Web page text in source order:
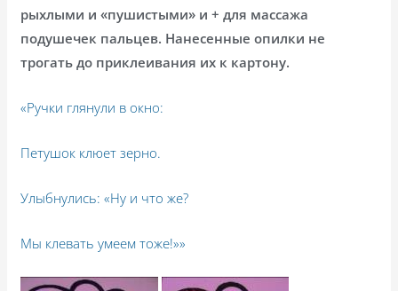
рыхлыми и «пушистыми» и + для массажа
подушечек пальцев. Нанесенные опилки не
трогать до приклеивания их к картону.
«Ручки глянули в окно:
Петушок клюет зерно.
Улыбнулись: «Ну и что же?
Мы клевать умеем тоже!»»